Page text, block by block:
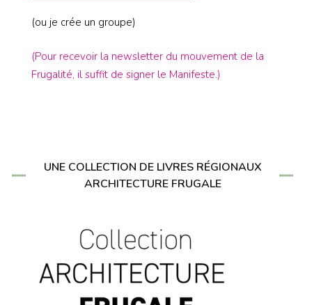
(ou je crée un groupe)
(Pour recevoir la newsletter du mouvement de la
Frugalité, il suffit de signer le Manifeste.)
UNE COLLECTION DE LIVRES RÉGIONAUX
ARCHITECTURE FRUGALE